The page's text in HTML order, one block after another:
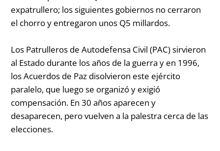
expatrullero; los siguientes gobiernos no cerraron
el chorro y entregaron unos Q5 millardos.
Los Patrulleros de Autodefensa Civil (PAC) sirvieron
al Estado durante los años de la guerra y en 1996,
los Acuerdos de Paz disolvieron este ejército
paralelo, que luego se organizó y exigió
compensación. En 30 años aparecen y
desaparecen, pero vuelven a la palestra cerca de las
elecciones.